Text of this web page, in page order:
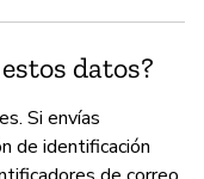
datos?
Si envías
de identificación